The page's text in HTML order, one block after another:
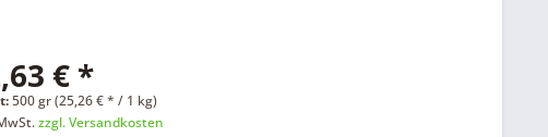
€ *
500 gr (25,26 € * / 1 kg)
zzgl. Versandkosten